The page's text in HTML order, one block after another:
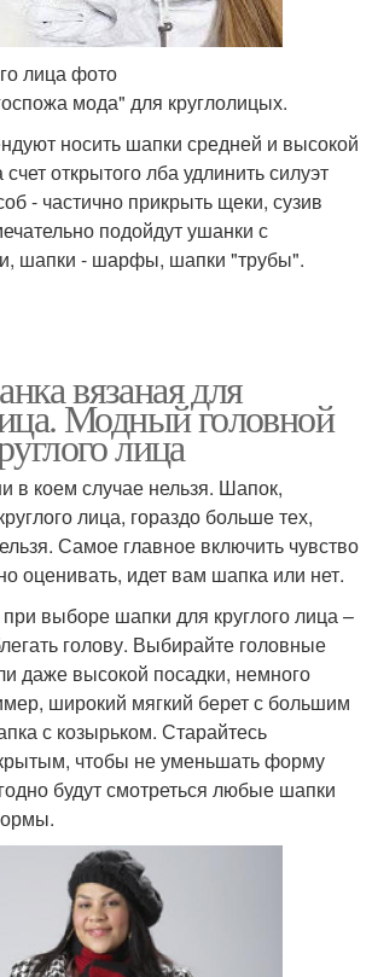
лица фото
мода" для круглолицых.
носить шапки средней и высокой
открытого лба удлинить силуэт
- частично прикрыть щеки, сузив
подойдут ушанки с
шапки - шарфы, шапки "трубы".
вязаная для
Модный головной
лица
в коем случае нельзя. Шапок,
лица, гораздо больше тех,
Самое главное включить чувство
оценивать, идет вам шапка или нет.
выборе шапки для круглого лица –
голову. Выбирайте головные
даже высокой посадки, немного
широкий мягкий берет с большим
с козырьком. Старайтесь
чтобы не уменьшать форму
будут смотреться любые шапки